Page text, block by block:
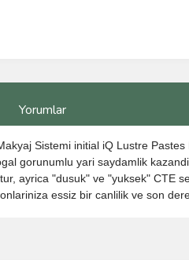
Yorumlar
Sistemi initial iQ Lustre
gorunumlu yari saydamlik
ayrica "dusuk" ve "yuksek" CTE
essiz bir canlilik ve son